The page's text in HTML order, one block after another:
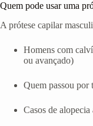
Quem pode usar uma
A prótese capilar
Homens com
ou avançado)
Quem passou por
Casos de alopecia